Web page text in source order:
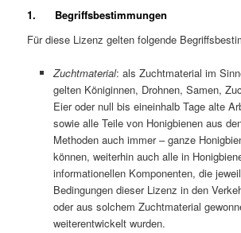
1. Begriffsbestimmungen
Für diese Lizenz gelten folgende
Zuchtmaterial: als Zuchtmaterial im
gelten Königinnen, Drohnen, Samen,
Eier oder null bis eineinhalb Tage alte
sowie alle Teile von Honigbienen aus
Methoden auch immer – ganze
können, weiterhin auch alle in
informationellen Komponenten, die
Bedingungen dieser Lizenz in den
oder aus solchem Zuchtmaterial
weiterentwickelt wurden.